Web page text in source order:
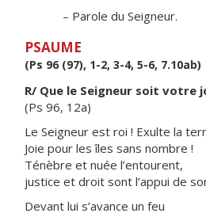
– Parole du Seigneur.
PSAUME
(Ps 96 (97), 1-2, 3-4, 5-6, 7.10ab)
R/ Que le Seigneur soit votre
(Ps 96, 12a)
Le Seigneur est roi ! Exulte la
Joie pour les îles sans nombre !
Ténèbre et nuée l’entourent,
justice et droit sont l’appui de
Devant lui s’avance un feu